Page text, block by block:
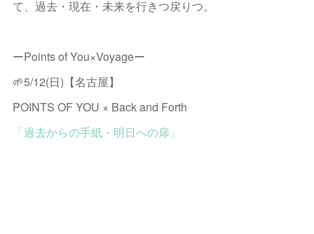
て、過去・現在・未来を行きつ戻りつ。
ーPoints of You×Voyageー
🌱5/12(日)【名古屋】
POINTS OF YOU × Back and Forth
「過去からの手紙・明日への扉」